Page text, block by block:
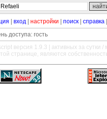
вход настройки поиск справка
доступа: гость
версия 1.9.3 | активных за сутки /
странице, являются
—————————————